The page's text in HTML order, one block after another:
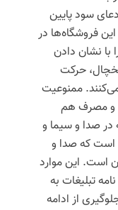
سود پایین
فروشگاه‌ها در
با نشان دادن
حرکت
ممنوعیت
و مصرف هم
در صدا و سیما و
که صدا و
است. این موارد
تبلیغات به
از ادامه